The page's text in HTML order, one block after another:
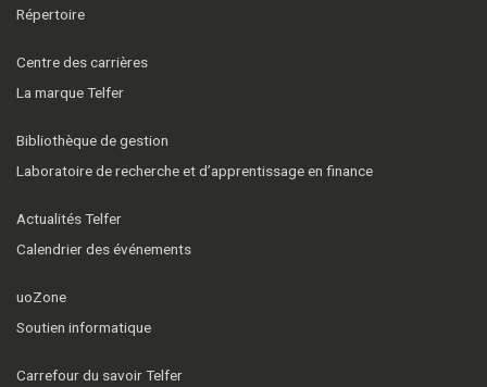
Répertoire
Centre des carrières
La marque Telfer
Bibliothèque de gestion
Laboratoire de recherche et d’apprentissage en finance
Actualités Telfer
Calendrier des événements
uoZone
Soutien informatique
Carrefour du savoir Telfer